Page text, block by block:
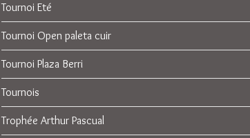
Tournoi Eté
Tournoi Open paleta cuir
Tournoi Plaza Berri
Tournois
Trophée Arthur Pascual